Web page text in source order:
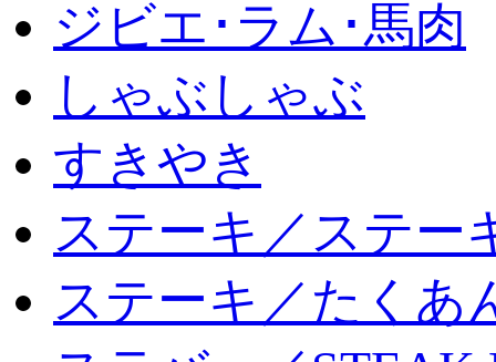
ジビエ･ラム･馬肉
しゃぶしゃぶ
すきやき
ステーキ／ステー
ステーキ／たくあ